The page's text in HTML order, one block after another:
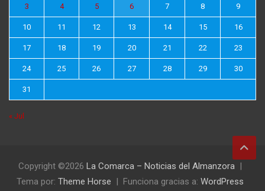
3 4 5 6 7 8 9
10 11 12 13 14 15 16
17 18 19 20 21 22 23
24 25 26 27 28 29 30
31
« Jul
Copyright ©2026 La Comarca – Noticias del Almanzora
Tema por: Theme Horse Funciona gracias a: WordPress